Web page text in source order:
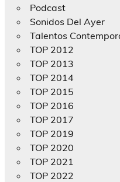
Podcast
Sonidos Del Ayer
Talentos
TOP 2012
TOP 2013
TOP 2014
TOP 2015
TOP 2016
TOP 2017
TOP 2019
TOP 2020
TOP 2021
TOP 2022